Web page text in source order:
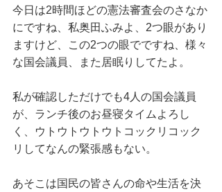
今日は2時間ほどの憲法審査会のさなか
にですね、私奥田ふみよ、2つ眼があり
ますけど、この2つの眼でですね、様々
な国会議員、また居眠りしてたよ。
私が確認しただけでも4人の国会議員
が、ランチ後のお昼寝タイムよろし
く、ウトウトウトウトコックリコック
リしてなんの緊張感もない。
あそこは国民の皆さんの命や生活を決